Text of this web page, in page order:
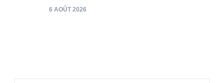
6 AOÛT 2026